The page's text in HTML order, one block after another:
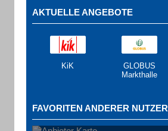
AKTUELLE ANGEBOTE
KiK
GLOBUS
Markthalle
FAVORITEN ANDERER NUTZER